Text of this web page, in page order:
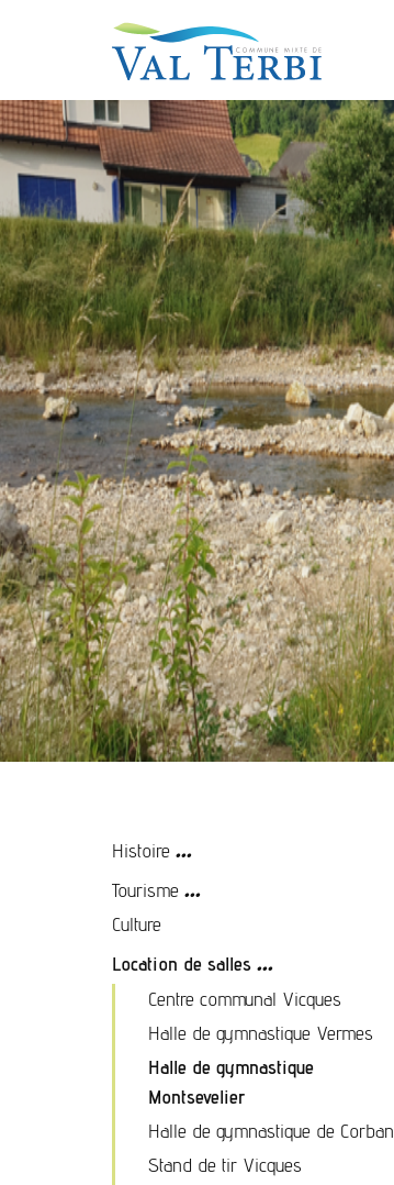
Histoire ...
Tourisme ...
Culture
Location de salles ...
Centre communal Vicques
Halle de gymnastique Vermes
Halle de gymnastique
Montsevelier
Halle de gymnastique de Corban
Stand de tir Vicques